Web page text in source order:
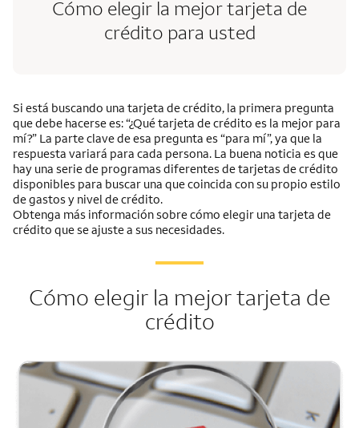
Cómo elegir la mejortarjeta de
crédito para usted
Si está buscando una tarjeta de crédito, la primera pregunta
que debe hacerse es: “¿Qué tarjeta de crédito es la mejor para
mí?” La parte clave de esa pregunta es “para mí”, ya que la
respuesta variará para cada persona. La buena noticia es que
hay una serie de programas diferentes de tarjetas de crédito
disponibles para buscar una que coincida con su propio estilo
de gastos y nivel de crédito.
Obtenga más información sobre cómo elegir una tarjeta de
crédito que se ajuste a sus necesidades.
Cómo elegir la mejor tarjeta de
crédito